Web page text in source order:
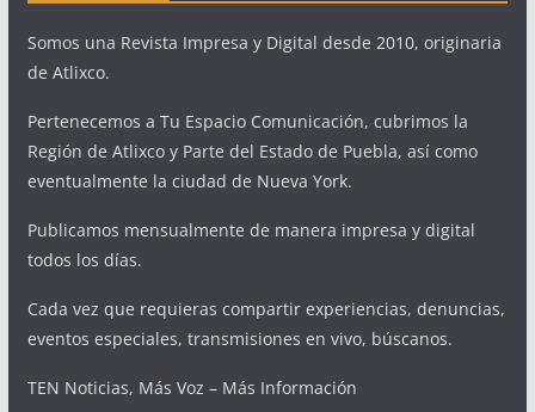
Somos una Revista Impresa y Digital desde 2010, originaria
de Atlixco.
Pertenecemos a Tu Espacio Comunicación, cubrimos la
Región de Atlixco y Parte del Estado de Puebla, así como
eventualmente la ciudad de Nueva York.
Publicamos mensualmente de manera impresa y digital
todos los días.
Cada vez que requieras compartir experiencias, denuncias,
eventos especiales, transmisiones en vivo, búscanos.
TEN Noticias, Más Voz – Más Información